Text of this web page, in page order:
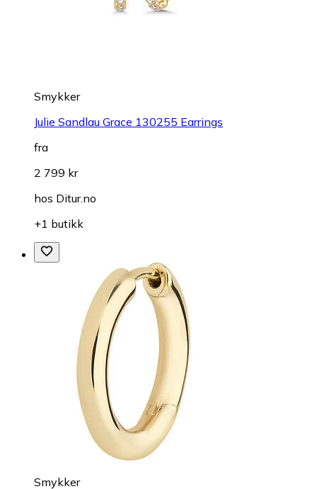
Smykker
Julie Sandlau Grace 130255 Earrings
fra
2 799 kr
hos Ditur.no
+1 butikk
Smykker